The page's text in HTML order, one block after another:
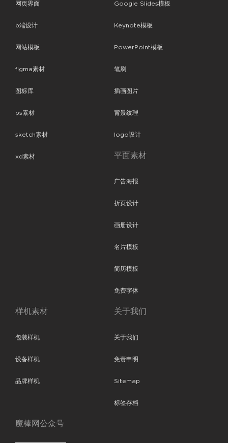
网页界面
b端设计
网站模板
figma素材
图标库
ps素材
sketch素材
xd素材
Google Slides模板
Keynote模板
PowerPoint模板
笔刷
插画图片
背景纹理
logo设计
平面素材
广告海报
折页设计
画册设计
名片模板
简历模板
免费字体
样机素材
包装样机
设备样机
品牌样机
关于我们
关于我们
免责申明
Sitemap
标签存档
魔棒网公众号